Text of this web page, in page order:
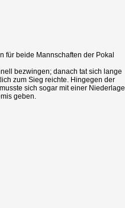
für beide Mannschaften der Pokal
bezwingen; danach tat sich lange
zum Sieg reichte. Hingegen der
sich sogar mit einer Niederlage
geben.